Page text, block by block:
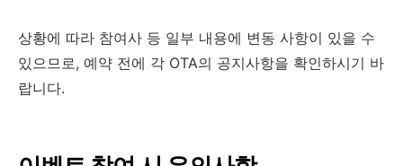
상황에 따라 참여사 등 일부 내용에 변동 사항이 있을 수
있으므로, 예약 전에 각 OTA의 공지사항을 확인하시기 바
랍니다.